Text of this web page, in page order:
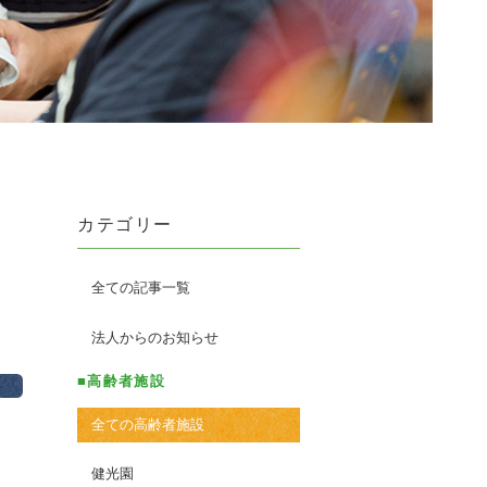
カテゴリー
全ての記事一覧
法人からのお知らせ
■高齢者施設
全ての高齢者施設
健光園